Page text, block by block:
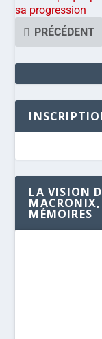
sa progression
PRÉCÉDENT
LA VISION
MACRONIX,
MÉMOIRES